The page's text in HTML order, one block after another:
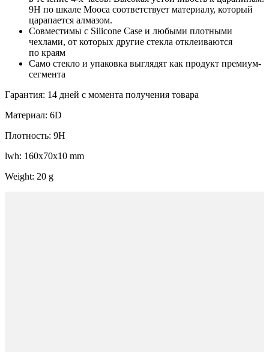
9H по шкале Мооса соответствует материалу, который
царапается алмазом.
Совместимы с Silicone Case и любыми плотными
чехлами, от которых другие стекла отклеиваются
по краям
Само стекло и упаковка выглядят как продукт премиум-
сегмента
Гарантия: 14 дней с момента получения товара
Материал: 6D
Плотность: 9H
lwh: 160x70x10 mm
Weight: 20 g